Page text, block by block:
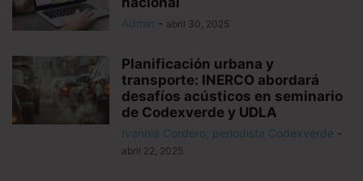
Admin - abril 30, 2025
Planificación urbana y
transporte: INERCO abordará
desafíos acústicos en seminario
de Codexverde y UDLA
Ivannia Cordero, periodista Codexverde -
abril 22, 2025